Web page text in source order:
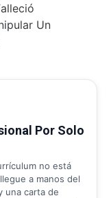
Un
Por Solo
no está
a manos del
una carta de